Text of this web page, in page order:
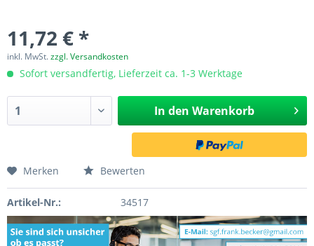
11,72 € *
inkl. MwSt.zzgl. Versandkosten
Sofort versandfertig, Lieferzeit ca. 1-3 Werktage
In den Warenkorb
Merken Bewerten
Artikel-Nr.: 34517